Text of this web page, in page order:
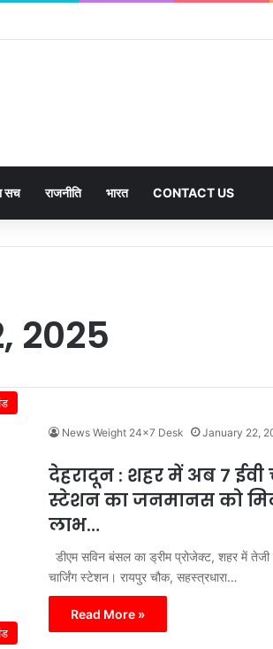
सच राजनीति भारत CONTACT US
2025
News Weight 24x7 Desk
January 22,
देहरादून : शहर में अब 7 ईवी
स्टेशन का जनमानस को
लाभ…
डीएम सविन बंसल का ड्रीम प्रोजेक्ट, शहर में
चार्जिंग स्टेशन। रायपुर चौक, सहस्त्रधारा…
Read More »